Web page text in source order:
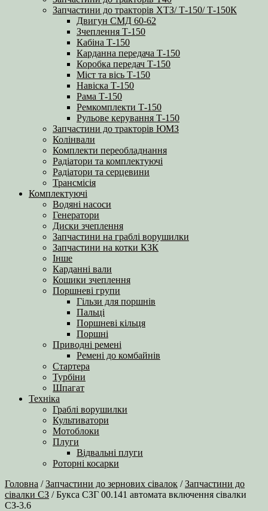
Запчастини до тракторів ХТЗ/ Т-150/ Т-150К
Двигун СМД 60-62
Зчеплення Т-150
Кабіна Т-150
Карданна передача Т-150
Коробка передач Т-150
Міст та вісь Т-150
Навіска Т-150
Рама Т-150
Ремкомплекти Т-150
Рульове керування Т-150
Запчастини до тракторів ЮМЗ
Колінвали
Комплекти переобладнання
Радіатори та комплектуючі
Радіатори та серцевини
Трансмісія
Комплектуючі
Водяні насоси
Генератори
Диски зчеплення
Запчастини на граблі ворушилки
Запчастини на котки КЗК
Інше
Карданні вали
Кошики зчеплення
Поршневі групи
Гільзи для поршнів
Пальці
Поршневі кільця
Поршні
Приводні ремені
Ремені до комбайнів
Стартера
Турбіни
Шпагат
Техніка
Граблі ворушилки
Культиватори
Мотоблоки
Плуги
Відвальні плуги
Роторні косарки
Головна /Запчастини до зернових сівалок /Запчастини до
сівалки СЗ / Букса СЗГ 00.141 автомата включення сівалки
СЗ-3.6